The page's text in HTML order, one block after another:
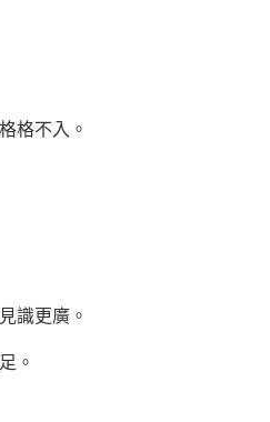
格不入。
識更廣。
。